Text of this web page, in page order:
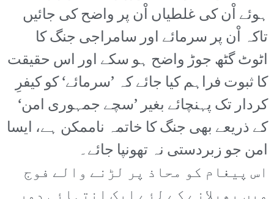
ہوئے اْن کی غلطیاں اْن پر واضح کی جائیں
تاکہ اْن پر سرمائے اور سامراجی جنگ کا
اٹوٹ گٹھ جوڑ واضح ہو سکے اور اس حقیقت
کا ثبوت فراہم کیا جائے کہ ’سرمائے‘ کو کیفرِ
کردار تک پہنچائے بغیر ’سچے جمہوری امن‘
کے ذریعے بھی جنگ کا خاتمہ ناممکن ہے، ایسا
امن جو زبردستی نہ تھونپا جائے۔
اس پیغام کو محاذ پر لڑنے والے فوج